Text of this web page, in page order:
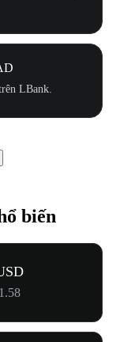
LBank.
biến